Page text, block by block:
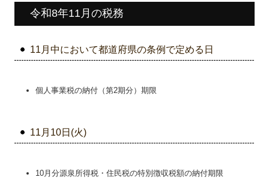
令和8年11月の税務
11月中において都道府県の条例で定める日
個人事業税の納付（第2期分）期限
11月10日(火)
10月分源泉所得税・住民税の特別徴収税額の納付期限